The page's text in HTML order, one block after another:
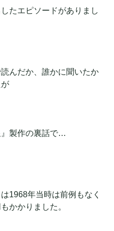
たエピソードがありまし
んだか、誰かに聞いたか
』製作の裏話で…
1968年当時は前例もなく
かかりました。